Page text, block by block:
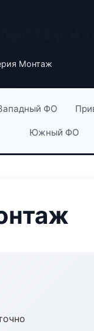
Монтаж
ФО
Южный ФО